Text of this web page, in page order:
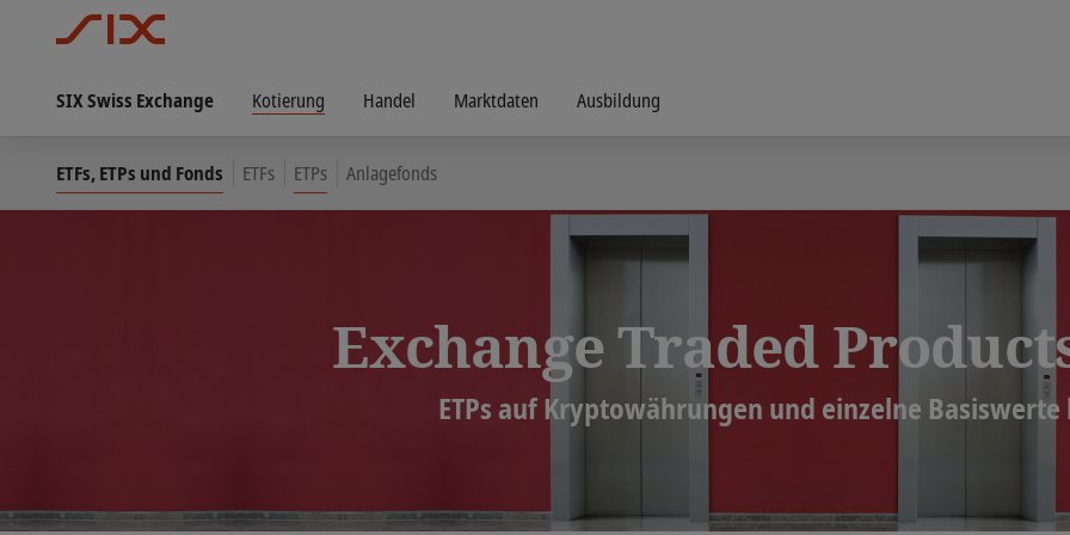
SIX Swiss Exchange Kotierung Handel Marktdaten Ausbildung
ETFs, ETPs und Fonds ETFs ETPs Anlagefonds
Exchange Traded
ETPs auf Kryptowährungen und einzelne